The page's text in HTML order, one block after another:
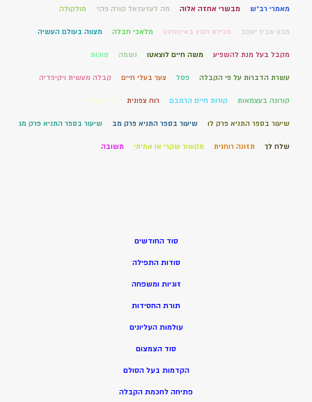
מאמרי רב"ש מבשרי אחזה אלוה מה לעזעזאל קורה פה? מולקולה
מכון אביר יעקב מכירת חמץ באינטרנט מלאכי חבלה מצווה בעולם העשיה
מקבל בעל מנת להשפיע משה חיים לוצאטו נשמה סוכות
עשרת הדברות על פי הקבלה פסל צער בעלי חיים קבלה מעשית ויקיפדיה
קורונה בעצמאות קורות חיים הרמבם רוח צפונית רחל אמנו
שיעור בספר התניא פרק לו שיעור בספר התניא פרק מב שיעור בספר התניא פרק מג
שלח לך תזונה רוחנית תקשור שקרי או אמיתי תשובה
סוד החודשים
סודות התפילה
זוגיות ומשפחה
תורת החסידות
עולמות העליונים
סוד הצמצום
הקדמות בעל הסולם
פתיחה לחכמת הקבלה